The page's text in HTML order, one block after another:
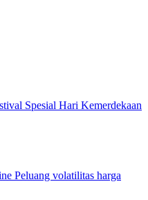
Spesial Hari Kemerdekaan
Peluang volatilitas harga